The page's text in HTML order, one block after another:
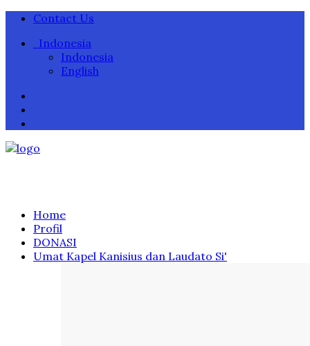
Contact Us
Indonesia
Indonesia
English
Home
Profil
DONASI
Umat Kapel Kanisius dan Laudato Si'